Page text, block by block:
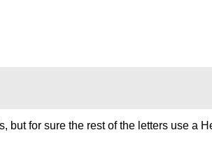
but for sure the rest of the letters use a